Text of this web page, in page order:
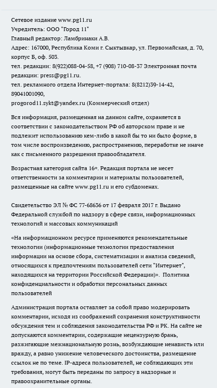
Сетевое издание www.pg11.ru
Учредитель: ООО "Город 11"
Главный редактор: Ламбринаки А.В.
Адрес: 167000, Республика Коми г. Сыктывкар, ул. Первомайская, д. 70,
корпус Б, оф. 503.
тел. редакции: 8(922)088-04-58, +7 (908) 710-08-37 Электронная почта
редакции: press@pg11.ru.
тел. рекламного отдела Интернет-портала: 8(8212)39-14-42,
89041001090,
progorod11.sykt@yandex.ru (Коммерческий отдел)
Вся информация, размещенная на данном сайте, охраняется в
соответствии с законодательством РФ об авторском праве и не
подлежит использованию кем-либо в какой бы то ни было форме, в
том числе воспроизведению, распространению, переработке не иначе
как с письменного разрешения правообладателя.
Возрастная категория сайта 16+. Редакция портала не несет
ответственности за комментарии и материалы пользователей,
размещенные на сайте www.pg11.ru и его субдоменах.
Свидетельство ЭЛ № ФС 77-68636 от 17 февраля 2017 г. Выдано
Федеральной службой по надзору в сфере связи, информационных
технологий и массовых коммуникаций
«На информационном ресурсе применяются рекомендательные
технологии (информационные технологии предоставления
информации на основе сбора, систематизации и анализа сведений,
относящихся к предпочтениям пользователей сети "Интернет",
находящихся на территории Российской Федерации)». Политика
конфиденциальности и обработки персональных данных
пользователей
Администрация портала оставляет за собой право модерировать
комментарии, исходя из соображений сохранения конструктивности
обсуждения тем и соблюдения законодательства РФ и РК. На сайте не
допускаются комментарии, содержащие нецензурную брань,
разжигающие межнациональную рознь, возбуждающие ненависть или
вражду, а равно унижение человеческого достоинства, размещение
ссылок не по теме. IP-адреса пользователей, не соблюдающих эти
требования, могут быть переданы по запросу в надзорные и
правоохранительные органы.